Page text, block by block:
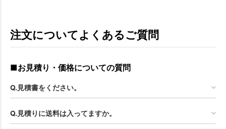
注文についてよくあるご質問
■お見積り・価格についての質問
Q.見積書をください。
Q.見積りに送料は入ってますか。